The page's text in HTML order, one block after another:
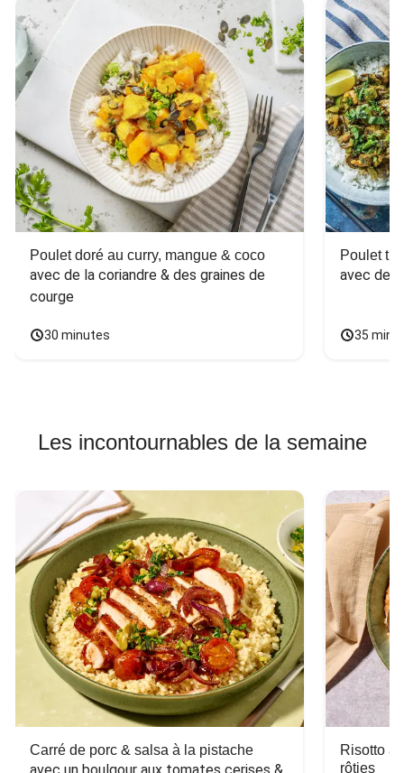
Poulet doré au curry, mangue & coco
avec de la coriandre & des graines de
courge
30 minutes
Poulet
avec des
35
Les incontournables de la semaine
Carré de porc & salsa à la pistache
Risotto
rôties